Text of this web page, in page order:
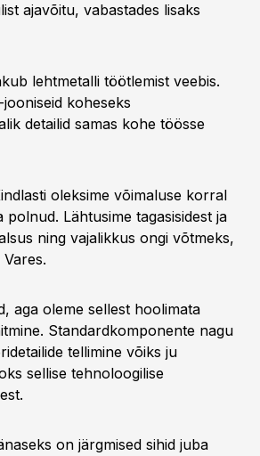
ajavõitu, vabastades lisaks
lehtmetalli töötlemist veebis.
koheseks
detailid samas kohe töösse
oleksime võimaluse korral
Lähtusime tagasisidest ja
ning vajalikkus ongi võtmeks,
aga oleme sellest hoolimata
Standardkomponente nagu
tellimine võiks ju
sellise tehnoloogilise
on järgmised sihid juba